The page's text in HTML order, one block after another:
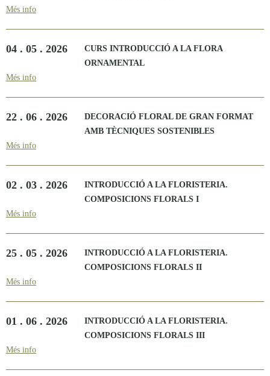
Més info
04 . 05 . 2026
CURS INTRODUCCIÓ A LA FLORA
ORNAMENTAL
Més info
22 . 06 . 2026
DECORACIÓ FLORAL DE GRAN FORMAT
AMB TÈCNIQUES SOSTENIBLES
Més info
02 . 03 . 2026
INTRODUCCIÓ A LA FLORISTERIA.
COMPOSICIONS FLORALS I
Més info
25 . 05 . 2026
INTRODUCCIÓ A LA FLORISTERIA.
COMPOSICIONS FLORALS II
Més info
01 . 06 . 2026
INTRODUCCIÓ A LA FLORISTERIA.
COMPOSICIONS FLORALS III
Més info